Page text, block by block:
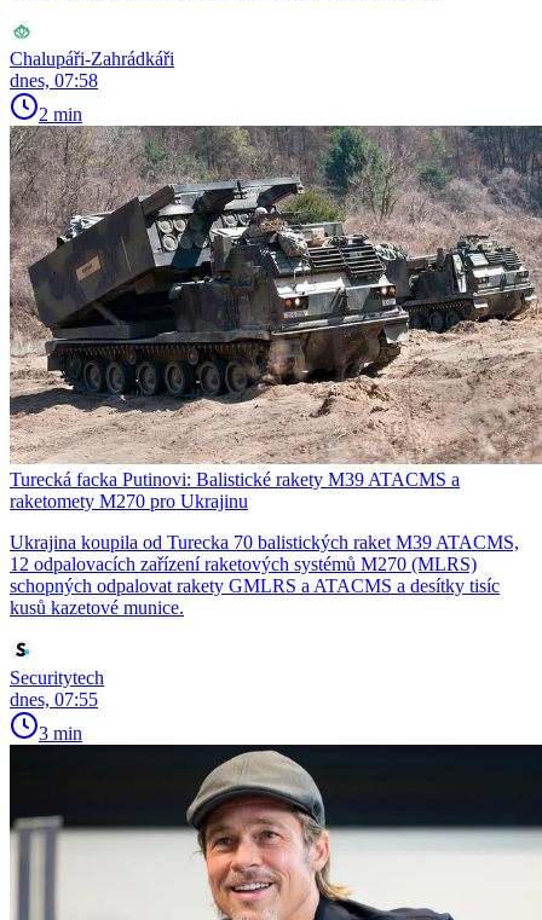
Chalupáři-Zahrádkáři
dnes, 07:58
2 min
Turecká facka Putinovi: Balistické rakety M39 ATACMS a
raketomety M270 pro Ukrajinu
Ukrajina koupila od Turecka 70 balistických raket M39 ATACMS,
12 odpalovacích zařízení raketových systémů M270 (MLRS)
schopných odpalovat rakety GMLRS a ATACMS a desítky tisíc
kusů kazetové munice.
Securitytech
dnes, 07:55
3 min